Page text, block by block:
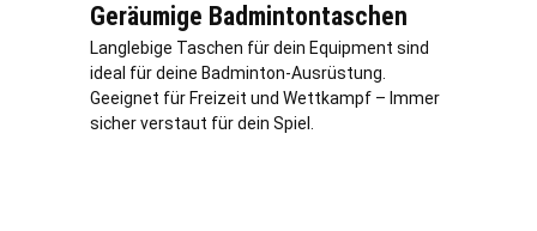
Geräumige Badmintontaschen
Langlebige Taschen für dein Equipment sind
ideal für deine Badminton-Ausrüstung.
Geeignet für Freizeit und Wettkampf – Immer
sicher verstaut für dein Spiel.